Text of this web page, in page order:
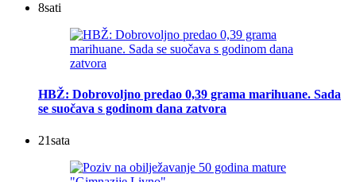
8sati
HBŽ: Dobrovoljno predao 0,39 grama marihuane. Sada
se suočava s godinom dana zatvora
21sata